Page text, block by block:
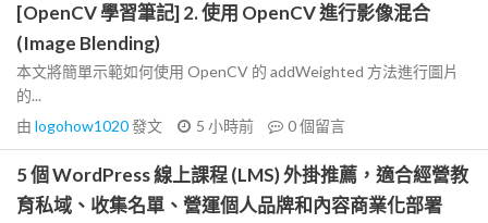
[OpenCV 學習筆記] 2. 使用 OpenCV 進行影像混合
(Image Blending)
本文將簡單示範如何使用 OpenCV 的 addWeighted 方法進行圖片
的...
由 logohow1020發文 5 小時前 0個留言
5 個 WordPress 線上課程 (LMS) 外掛推薦，適合經營教
育私域、收集名單、營運個人品牌和內容商業化部署